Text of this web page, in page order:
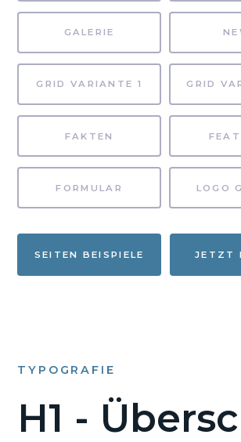
GALERIE
GRID VARIANTE 1 GRID
FAKTEN
FORMULAR LOGO
SEITEN BEISPIELE JETZT
TYPOGRAFIE
H1 -